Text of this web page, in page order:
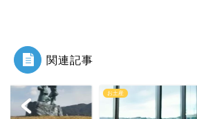
関連記事
その他